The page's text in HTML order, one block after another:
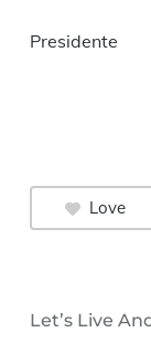
Presidente
Love
Let’s Live